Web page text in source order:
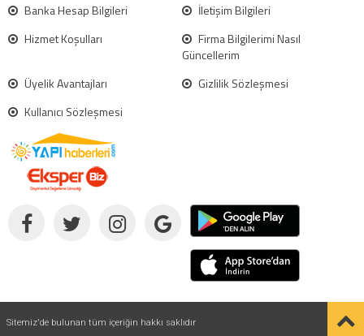
Banka Hesap Bilgileri
İletişim Bilgileri
Hizmet Koşulları
Firma Bilgilerimi Nasıl
Güncellerim
Üyelik Avantajları
Gizlilik Sözleşmesi
Kullanıcı Sözleşmesi
Sitemiz'de bulunan tüm içeriğin hakkı saklıdır